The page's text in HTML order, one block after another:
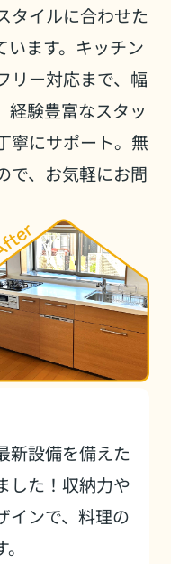
タイルに合わせた
います。キッチン
リー対応まで、幅
経験豊富なスタッ
寧にサポート。無
で、お気軽にお問
新設備を備えた
した！収納力や
インで、料理の